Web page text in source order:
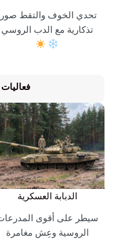
تحدي الخوف والتقط
تذكارية مع الدب الروسي
فعاليات
الدبابة العسكرية
سيطر على أقوى
الروسية وعِش مغامرة